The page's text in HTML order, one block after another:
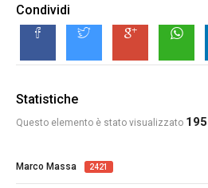
Condividi
Statistiche
Questo elemento è stato visualizzato
Marco Massa 2421